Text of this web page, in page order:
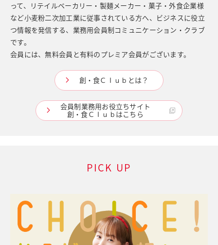
って、
リテイルベーカリー・製麺メーカー・菓子・外食企業様
など小麦粉二次加工業に従事されている方へ、
ビジネスに役立
つ情報を発信する、業務用会員制コミュニケーション・クラブ
です。
会員には、無料会員と有料のプレミア会員がございます。
創・食Ｃｌｕｂとは？
会員制業務用お役立ちサイト
創・食Ｃｌｕｂはこちら
PICK UP